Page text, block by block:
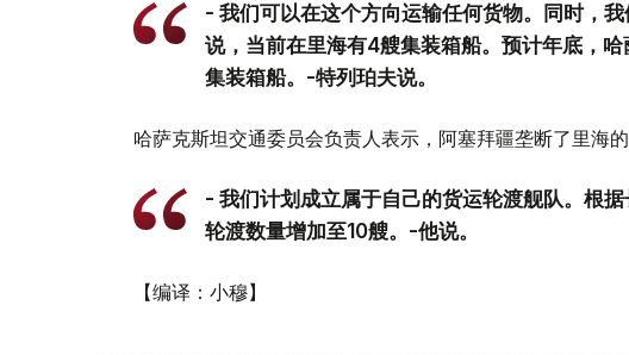
- 我们可以在这个方向运输任何货物。同时，
说，当前在里海有4艘集装箱船。预计年底，
集装箱船。-特列珀夫说。
哈萨克斯坦交通委员会负责人表示，阿塞拜疆垄断了里海的
- 我们计划成立属于自己的货运轮渡舰队。根
轮渡数量增加至10艘。-他说。
【编译：小穆】